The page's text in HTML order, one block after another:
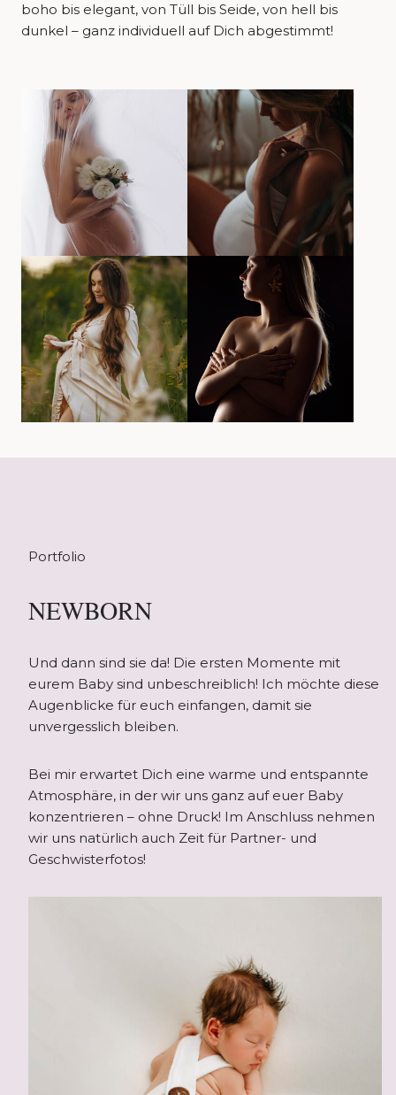
boho bis elegant, von Tüll bis Seide, von hell bis
dunkel – ganz individuell auf Dich abgestimmt!
Portfolio
NEWBORN
Und dann sind sie da! Die ersten Momente mit
eurem Baby sind unbeschreiblich! Ich möchte diese
Augenblicke für euch einfangen, damit sie
unvergesslich bleiben.
Bei mir erwartet Dich eine warme und entspannte
Atmosphäre, in der wir uns ganz auf euer Baby
konzentrieren – ohne Druck! Im Anschluss nehmen
wir uns natürlich auch Zeit für Partner- und
Geschwisterfotos!